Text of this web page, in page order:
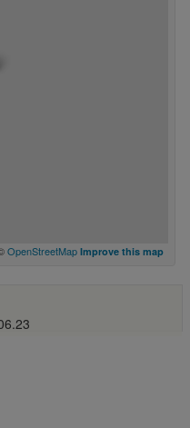
OpenStreetMap Improve this map